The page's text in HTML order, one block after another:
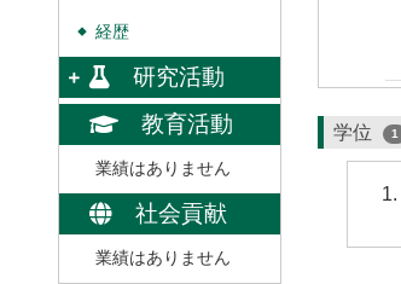
◆ 経歴
研究活動
教育活動
業績はありません
社会貢献
業績はありません
学位 1